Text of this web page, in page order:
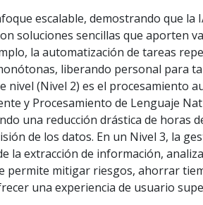
escalable, demostrando que la
soluciones sencillas que aporten
la automatización de tareas
liberando personal para
nivel (Nivel 2) es el procesamiento
y Procesamiento de Lenguaje
una reducción drástica de horas
de los datos. En un Nivel 3, la
la extracción de información,
permite mitigar riesgos, ahorrar
una experiencia de usuario